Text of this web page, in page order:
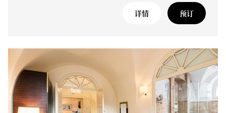
详情 预订